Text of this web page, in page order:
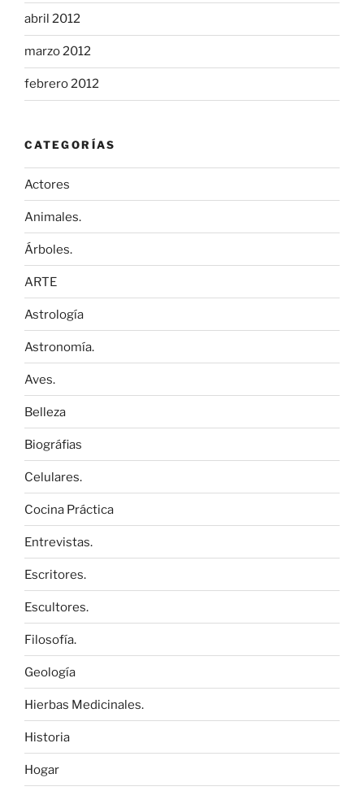
abril 2012
marzo 2012
febrero 2012
CATEGORÍAS
Actores
Animales.
Árboles.
ARTE
Astrología
Astronomía.
Aves.
Belleza
Biográfias
Celulares.
Cocina Práctica
Entrevistas.
Escritores.
Escultores.
Filosofía.
Geología
Hierbas Medicinales.
Historia
Hogar